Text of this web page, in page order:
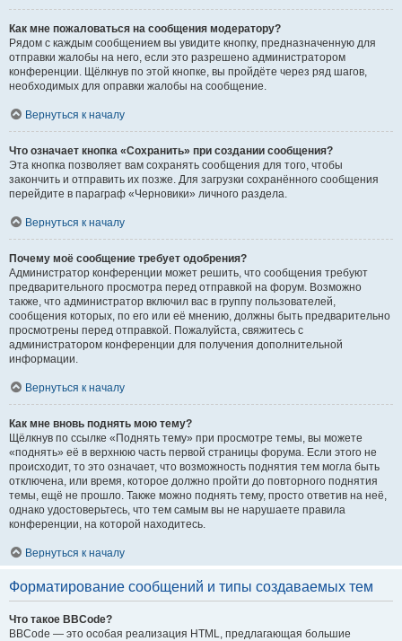
Как мне пожаловаться на сообщения модератору?
Рядом с каждым сообщением вы увидите кнопку, предназначенную для
отправки жалобы на него, если это разрешено администратором
конференции. Щёлкнув по этой кнопке, вы пройдёте через ряд шагов,
необходимых для оправки жалобы на сообщение.
Вернуться к началу
Что означает кнопка «Сохранить» при создании сообщения?
Эта кнопка позволяет вам сохранять сообщения для того, чтобы
закончить и отправить их позже. Для загрузки сохранённого сообщения
перейдите в параграф «Черновики» личного раздела.
Вернуться к началу
Почему моё сообщение требует одобрения?
Администратор конференции может решить, что сообщения требуют
предварительного просмотра перед отправкой на форум. Возможно
также, что администратор включил вас в группу пользователей,
сообщения которых, по его или её мнению, должны быть предварительно
просмотрены перед отправкой. Пожалуйста, свяжитесь с
администратором конференции для получения дополнительной
информации.
Вернуться к началу
Как мне вновь поднять мою тему?
Щёлкнув по ссылке «Поднять тему» при просмотре темы, вы можете
«поднять» её в верхнюю часть первой страницы форума. Если этого не
происходит, то это означает, что возможность поднятия тем могла быть
отключена, или время, которое должно пройти до повторного поднятия
темы, ещё не прошло. Также можно поднять тему, просто ответив на неё,
однако удостоверьтесь, что тем самым вы не нарушаете правила
конференции, на которой находитесь.
Вернуться к началу
Форматирование сообщений и типы создаваемых тем
Что такое BBCode?
BBCode — это особая реализация HTML, предлагающая большие